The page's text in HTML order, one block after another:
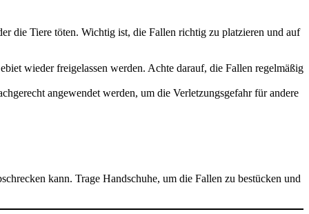
die Tiere töten. Wichtig ist, die Fallen richtig zu platzieren und auf
wieder freigelassen werden. Achte darauf, die Fallen regelmäßig
angewendet werden, um die Verletzungsgefahr für andere
kann. Trage Handschuhe, um die Fallen zu bestücken und